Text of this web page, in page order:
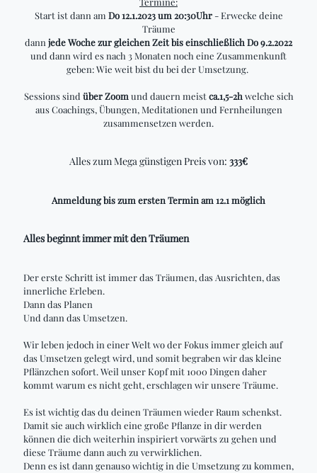
Start ist dann am Do 12.1.2023 um 20:30Uhr- Erwecke deine
Träume
dann jede Woche zur gleichen Zeit bis einschließlich Do 9.2.2022
und dann wird es nach 3 Monaten noch eine Zusammenkunft
geben: Wie weit bist du bei der Umsetzung.
Sessions sind über Zoom und dauern meistca.1,5-2h welche sich
aus Coachings, Übungen, Meditationen und Fernheilungen
zusammensetzen werden.
Alles zum Mega günstigen Preis von: 333€
Anmeldung bis zum ersten Termin am 12.1 möglich
Alles beginnt immer mit den Träumen
Der erste Schritt ist immer das Träumen, das Ausrichten, das
innerliche Erleben.
Dann das Planen
Und dann das Umsetzen.
Wir leben jedoch in einer Welt wo der Fokus immer gleich auf
das Umsetzen gelegt wird, und somit begraben wir das kleine
Pflänzchen sofort. Weil unser Kopf mit 1000 Dingen daher
kommt warum es nicht geht, erschlagen wir unsere Träume.
Es ist wichtig das du deinen Träumen wieder Raum schenkst.
Damit sie auch wirklich eine große Pflanze in dir werden
können die dich weiterhin inspiriert vorwärts zu gehen und
diese Träume dann auch zu verwirklichen.
Denn es ist dann genauso wichtig in die Umsetzung zu kommen,